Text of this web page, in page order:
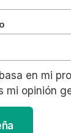
en mi
mi opinión